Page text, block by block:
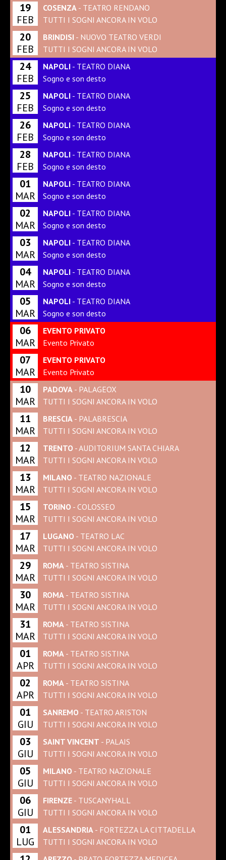
19
FEB
COSENZA - TEATRO RENDANO
TUTTI I SOGNI ANCORA IN VOLO
20
FEB
BRINDISI - NUOVO TEATRO VERDI
TUTTI I SOGNI ANCORA IN VOLO
24
FEB
NAPOLI - TEATRO DIANA
Sogno e son desto
25
FEB
NAPOLI - TEATRO DIANA
Sogno e son desto
26
FEB
NAPOLI - TEATRO DIANA
Sogno e son desto
28
FEB
NAPOLI - TEATRO DIANA
Sogno e son desto
01
MAR
NAPOLI - TEATRO DIANA
Sogno e son desto
02
MAR
NAPOLI - TEATRO DIANA
Sogno e son desto
03
MAR
NAPOLI - TEATRO DIANA
Sogno e son desto
04
MAR
NAPOLI - TEATRO DIANA
Sogno e son desto
05
MAR
NAPOLI - TEATRO DIANA
Sogno e son desto
06
MAR
EVENTO PRIVATO
Evento Privato
07
MAR
EVENTO PRIVATO
Evento Privato
10
MAR
PADOVA - PALAGEOX
TUTTI I SOGNI ANCORA IN VOLO
11
MAR
BRESCIA - PALABRESCIA
TUTTI I SOGNI ANCORA IN VOLO
12
MAR
TRENTO - AUDITORIUM SANTA CHIARA
TUTTI I SOGNI ANCORA IN VOLO
13
MAR
MILANO - TEATRO NAZIONALE
TUTTI I SOGNI ANCORA IN VOLO
15
MAR
TORINO - COLOSSEO
TUTTI I SOGNI ANCORA IN VOLO
17
MAR
LUGANO - TEATRO LAC
TUTTI I SOGNI ANCORA IN VOLO
29
MAR
ROMA - TEATRO SISTINA
TUTTI I SOGNI ANCORA IN VOLO
30
MAR
ROMA - TEATRO SISTINA
TUTTI I SOGNI ANCORA IN VOLO
31
MAR
ROMA - TEATRO SISTINA
TUTTI I SOGNI ANCORA IN VOLO
01
APR
ROMA - TEATRO SISTINA
TUTTI I SOGNI ANCORA IN VOLO
02
APR
ROMA - TEATRO SISTINA
TUTTI I SOGNI ANCORA IN VOLO
01
GIU
SANREMO - TEATRO ARISTON
TUTTI I SOGNI ANCORA IN VOLO
03
GIU
SAINT VINCENT - PALAIS
TUTTI I SOGNI ANCORA IN VOLO
05
GIU
MILANO - TEATRO NAZIONALE
TUTTI I SOGNI ANCORA IN VOLO
06
GIU
FIRENZE - TUSCANYHALL
TUTTI I SOGNI ANCORA IN VOLO
01
LUG
ALESSANDRIA - FORTEZZA LA CITTADELLA
TUTTI I SOGNI ANCORA IN VOLO